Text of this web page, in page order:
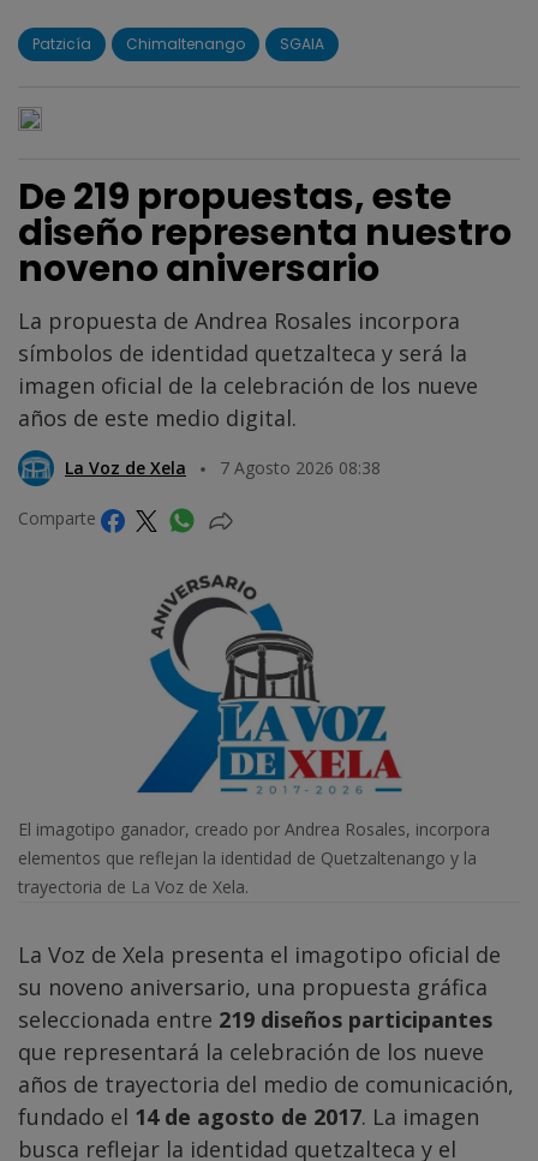
Patzicía Chimaltenango SGAIA
De 219 propuestas, este
diseño representa nuestro
noveno aniversario
La propuesta de Andrea Rosales incorpora
símbolos de identidad quetzalteca y será la
imagen oficial de la celebración de los nueve
años de este medio digital.
La Voz de Xela 7 Agosto 2026 08:38
Comparte
El imagotipo ganador, creado por Andrea Rosales, incorpora
elementos que reflejan la identidad de Quetzaltenango y la
trayectoria de La Voz de Xela.
La Voz de Xela presenta el imagotipo oficial de
su noveno aniversario, una propuesta gráfica
seleccionada entre 219 diseños participantes
que representará la celebración de los nueve
años de trayectoria del medio de comunicación,
fundado el 14 de agosto de 2017. La imagen
busca reflejar la identidad quetzalteca y el